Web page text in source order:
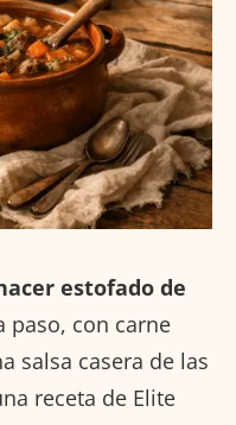
estofado de
paso, con carne
salsa casera de las
receta de Elite